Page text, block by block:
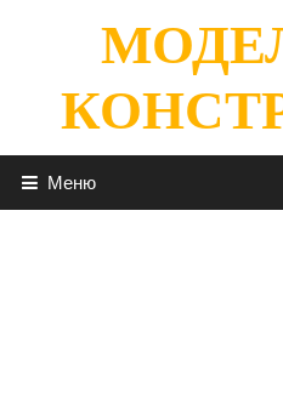
содержимому
Меню